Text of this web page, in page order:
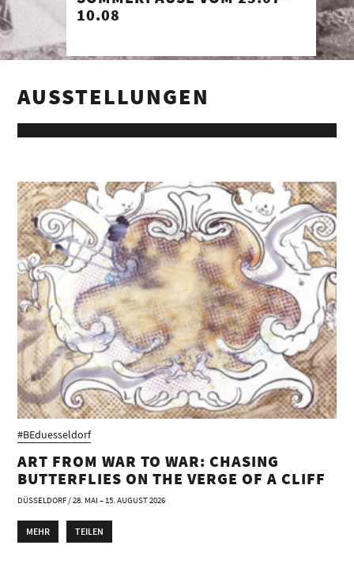
28. Mai – 15. August 2026
AUSSTELLUNGEN
#BEduesseldorf
ART FROM WAR TO WAR: CHASING
BUTTERFLIES ON THE VERGE OF A CLIFF
DÜSSELDORF / 28. MAI – 15. AUGUST 2026
MEHR TEILEN